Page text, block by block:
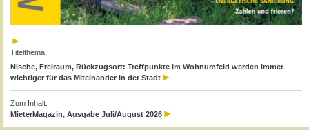
Titelthema:
Nische, Freiraum, Rückzugsort: Treffpunkte im Wohnumfeld werden immer
wichtiger für das Miteinander in der Stadt
Zum Inhalt:
MieterMagazin, Ausgabe Juli/August 2026